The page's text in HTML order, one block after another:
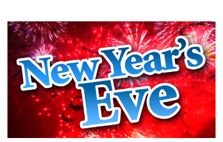
tổng lượng nước trên Trái Đất nằm trong các nguồn có thể khai
thác dùng làm nước uống.